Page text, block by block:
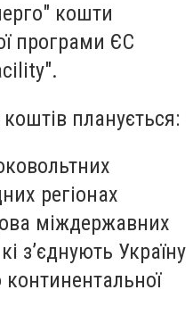
кошти
програми ЄС
планується:
регіонах
міждержавних
з’єднують Україну